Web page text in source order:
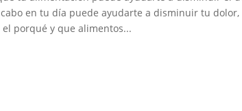
en tu día puede ayudarte a disminuir tu
porqué y que alimentos...